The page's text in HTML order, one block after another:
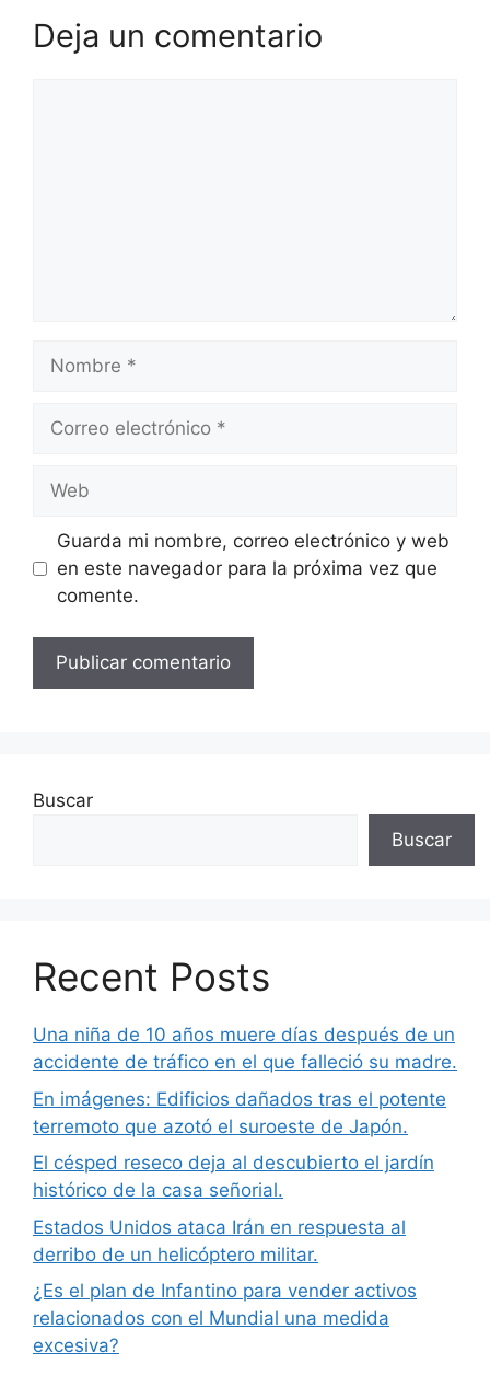
Deja un comentario
electrónico
Guarda mi nombre, correo electrónico y web
en este navegador para la próxima vez que
comente.
Buscar
Buscar
Recent Posts
Una niña de 10 años muere días después de un
accidente de tráfico en el que falleció su madre.
En imágenes: Edificios dañados tras el potente
terremoto que azotó el suroeste de Japón.
El césped reseco deja al descubierto el jardín
histórico de la casa señorial.
Estados Unidos ataca Irán en respuesta al
derribo de un helicóptero militar.
¿Es el plan de Infantino para vender activos
relacionados con el Mundial una medida
excesiva?